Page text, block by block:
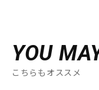
YOU
こちらもオススメ